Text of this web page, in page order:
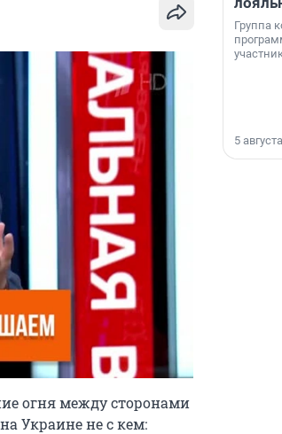
огня между сторонами
Украине не с кем:
Группа
5